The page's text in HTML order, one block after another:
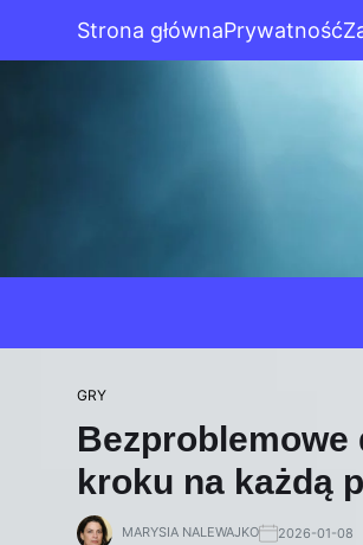
Strona głównaPrywatność
GRY
kroku na każdą
MARYSIA NALEWAJKO 2026-01-08